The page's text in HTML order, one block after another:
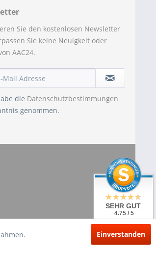
Sie den kostenlosen Newsletter
Sie keine Neuigkeit oder
AAC24.
die Datenschutzbestimmungen
genommen.
Einverstanden
SEHR GUT
4.75 / 5
aus 20 Bewertungen
bei: shopvote.de